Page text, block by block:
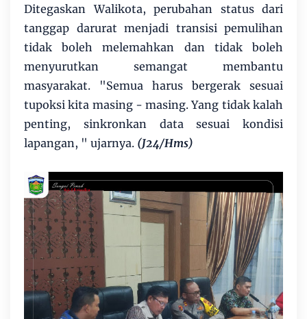
Ditegaskan Walikota, perubahan status dari
tanggap darurat menjadi transisi pemulihan
tidak boleh melemahkan dan tidak boleh
menyurutkan semangat membantu
masyarakat. "Semua harus bergerak sesuai
tupoksi kita masing - masing. Yang tidak kalah
penting, sinkronkan data sesuai kondisi
lapangan, " ujarnya. (J24/Hms)